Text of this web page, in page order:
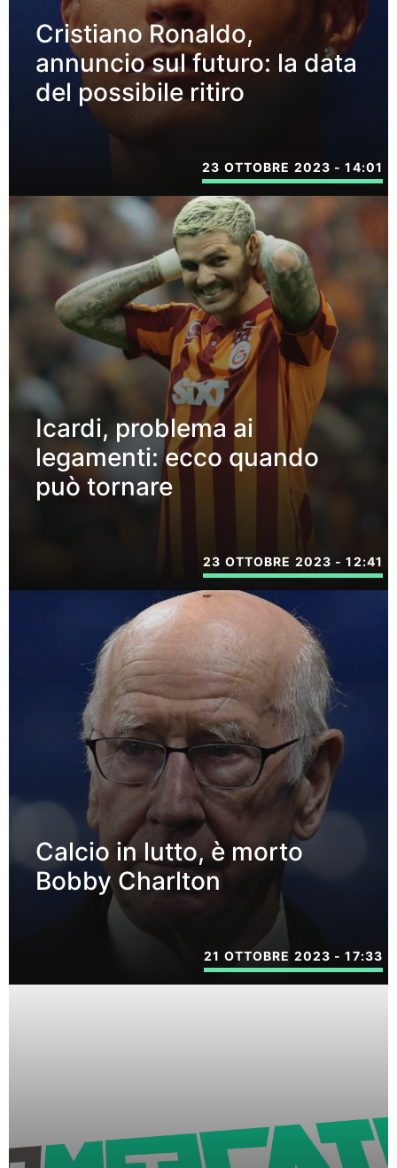
Cristiano Ronaldo,
annuncio sul futuro: la data
del possibile ritiro
23 OTTOBRE 2023 - 14:01
Icardi, problema ai
legamenti: ecco quando
può tornare
23 OTTOBRE 2023 - 12:41
Calcio in lutto, è morto
Bobby Charlton
21 OTTOBRE 2023 - 17:33